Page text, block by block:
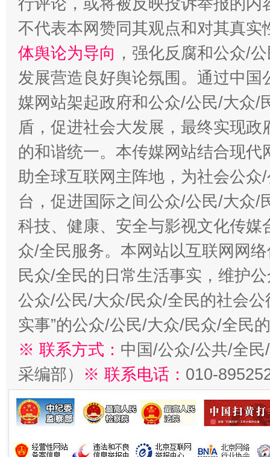
不代表本网赞同其观点和对其真实
体舆论为导向 ，强化反腐和公众/
发展营造良好舆论氛围。通过中
媒网站架起政府和公众/公民/大众/
盾，促进社会大发展，最终实现
的和谐统一。本传媒网站结合现
助全球互联网主阵地，为社会公
台，促进国际之间公众/公民/大众/
科技、健康、安全与影视文化传
众/全民服务。本网站以互联网网
民众/全民的日常生活事实，维护
公众/公民/大众/民众/全民的社会公
实事”的公众/公民/大众/民众/全民
※ 联系方式： 中国/公众/公共/全
采编部） ※ 联系电话： 010-